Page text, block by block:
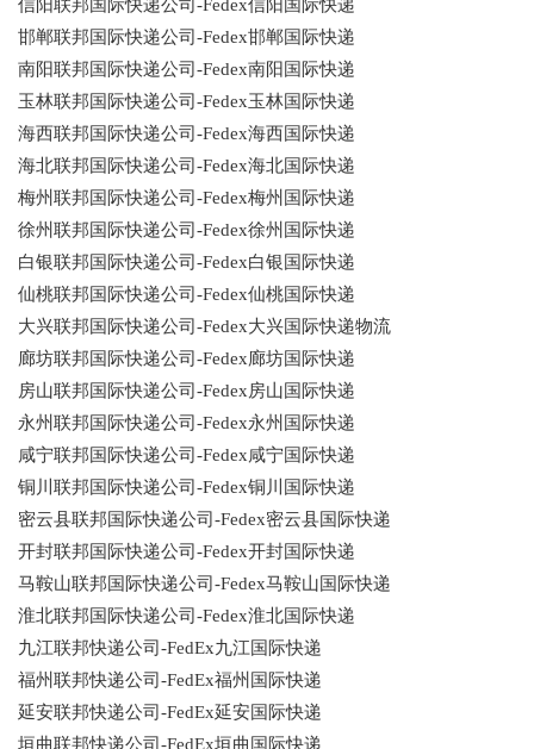
信阳联邦国际快递公司-Fedex信阳国际快递
邯郸联邦国际快递公司-Fedex邯郸国际快递
南阳联邦国际快递公司-Fedex南阳国际快递
玉林联邦国际快递公司-Fedex玉林国际快递
海西联邦国际快递公司-Fedex海西国际快递
海北联邦国际快递公司-Fedex海北国际快递
梅州联邦国际快递公司-Fedex梅州国际快递
徐州联邦国际快递公司-Fedex徐州国际快递
白银联邦国际快递公司-Fedex白银国际快递
仙桃联邦国际快递公司-Fedex仙桃国际快递
大兴联邦国际快递公司-Fedex大兴国际快递物流
廊坊联邦国际快递公司-Fedex廊坊国际快递
房山联邦国际快递公司-Fedex房山国际快递
永州联邦国际快递公司-Fedex永州国际快递
咸宁联邦国际快递公司-Fedex咸宁国际快递
铜川联邦国际快递公司-Fedex铜川国际快递
密云县联邦国际快递公司-Fedex密云县国际快递
开封联邦国际快递公司-Fedex开封国际快递
马鞍山联邦国际快递公司-Fedex马鞍山国际快递
淮北联邦国际快递公司-Fedex淮北国际快递
九江联邦快递公司-FedEx九江国际快递
福州联邦快递公司-FedEx福州国际快递
延安联邦快递公司-FedEx延安国际快递
垣曲联邦快递公司-FedEx垣曲国际快递